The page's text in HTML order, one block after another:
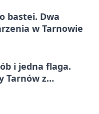
bastei. Dwa
w Tarnowie
i jedna flaga.
Tarnów z